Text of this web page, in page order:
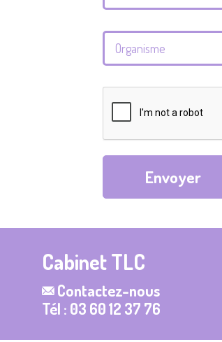
Envoyer
Cabinet TLC
Contactez-nous
Tél : 03 60 12 37 76